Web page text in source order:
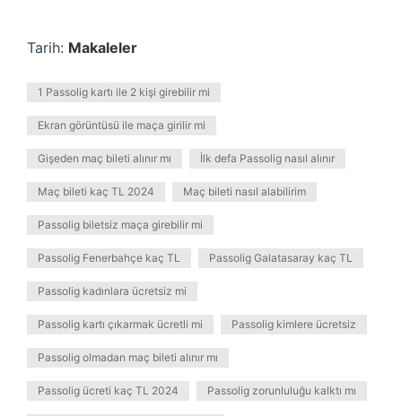
Tarih: Makaleler
1 Passolig kartı ile 2 kişi girebilir mi
Ekran görüntüsü ile maça girilir mi
Gişeden maç bileti alınır mı İlk defa Passolig nasıl alınır
Maç bileti kaç TL 2024 Maç bileti nasıl alabilirim
Passolig biletsiz maça girebilir mi
Passolig Fenerbahçe kaç TL Passolig Galatasaray kaç TL
Passolig kadınlara ücretsiz mi
Passolig kartı çıkarmak ücretli mi Passolig kimlere ücretsiz
Passolig olmadan maç bileti alınır mı
Passolig ücreti kaç TL 2024 Passolig zorunluluğu kalktı mı